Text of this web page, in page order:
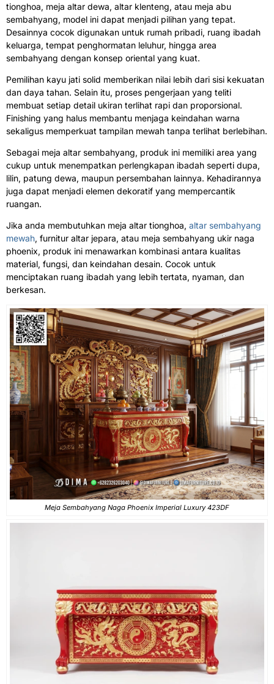
tionghoa, meja altar dewa, altar klenteng, atau meja abu
sembahyang, model ini dapat menjadi pilihan yang tepat.
Desainnya cocok digunakan untuk rumah pribadi, ruang ibadah
keluarga, tempat penghormatan leluhur, hingga area
sembahyang dengan konsep oriental yang kuat.
Pemilihan kayu jati solid memberikan nilai lebih dari sisi kekuatan
dan daya tahan. Selain itu, proses pengerjaan yang teliti
membuat setiap detail ukiran terlihat rapi dan proporsional.
Finishing yang halus membantu menjaga keindahan warna
sekaligus memperkuat tampilan mewah tanpa terlihat berlebihan.
Sebagai meja altar sembahyang, produk ini memiliki area yang
cukup untuk menempatkan perlengkapan ibadah seperti dupa,
lilin, patung dewa, maupun persembahan lainnya. Kehadirannya
juga dapat menjadi elemen dekoratif yang mempercantik
ruangan.
Jika anda membutuhkan meja altar tionghoa, altar sembahyang
mewah, furnitur altar jepara, atau meja sembahyang ukir naga
phoenix, produk ini menawarkan kombinasi antara kualitas
material, fungsi, dan keindahan desain. Cocok untuk
menciptakan ruang ibadah yang lebih tertata, nyaman, dan
berkesan.
Meja Sembahyang Naga Phoenix Imperial Luxury 423DF